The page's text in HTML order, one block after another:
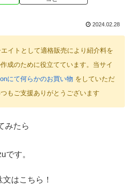
2024.02.28
イトとして適格販売により紹介料を
成のために役立てています。当サイ
にて何らかのお買い物 をしていただ
もご支援ありがとうございます
みたら
です。
はこちら！